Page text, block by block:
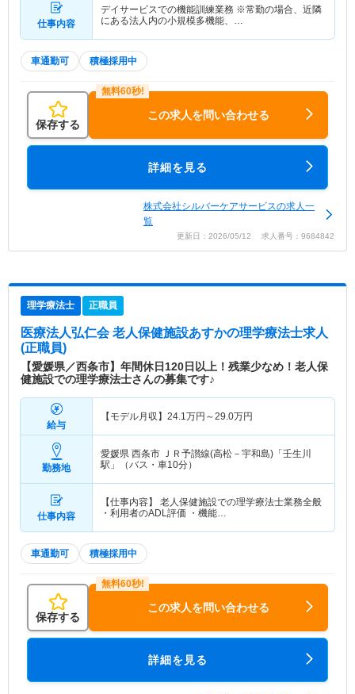
仕事内容
デイサービスでの機能訓練業務 ※常勤の場合、近隣
にある法人内の小規模多機能、…
車通勤可 積極採用中
保存する
この求人を問い合わせる
詳細を見る
株式会社シルバーケアサービスの求人一
覧
更新日：2026/05/12 求人番号：9684842
理学療法士 正職員
医療法人弘仁会 老人保健施設あすかの理学療法士求人
(正職員)
【愛媛県／西条市】年間休日120日以上！残業少なめ！老人保
健施設での理学療法士さんの募集です♪
給与
【モデル月収】 24.1万円～29.0万円
勤務地
愛媛県 西条市 ＪＲ予讃線(高松－宇和島)「壬生川
駅」（バス・車10分）
仕事内容
【仕事内容】 老人保健施設での理学療法士業務全般
・利用者のADL評価 ・機能…
車通勤可 積極採用中
保存する
この求人を問い合わせる
詳細を見る